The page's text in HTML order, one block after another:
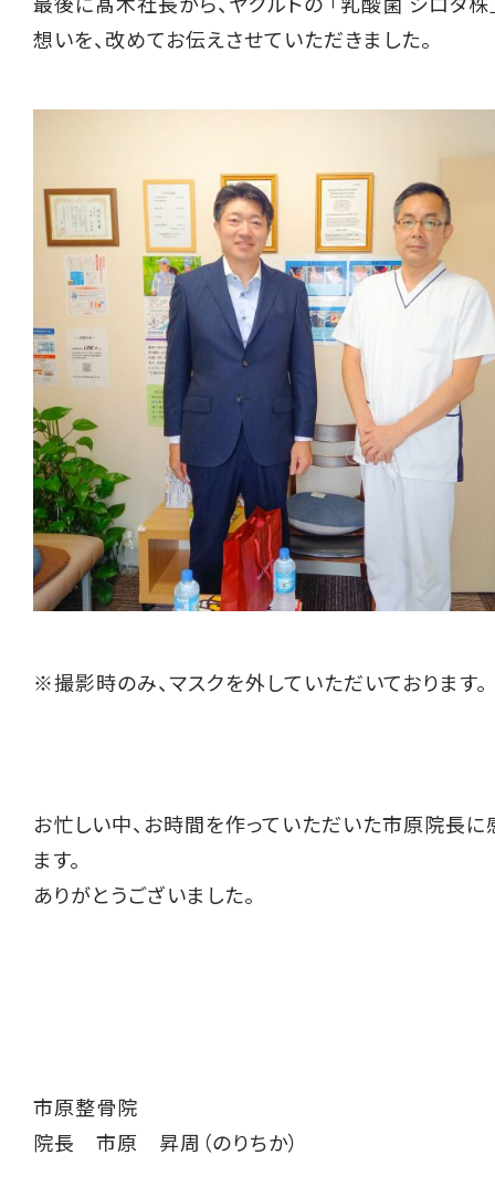
想いを、改めてお伝えさせていただきました。
※撮影時のみ、マスクを外していただいております。
お忙しい中、お時間を作っていただいた市原院長
ます。
ありがとうございました。
市原整骨院
院長 市原 昇周（のりちか）